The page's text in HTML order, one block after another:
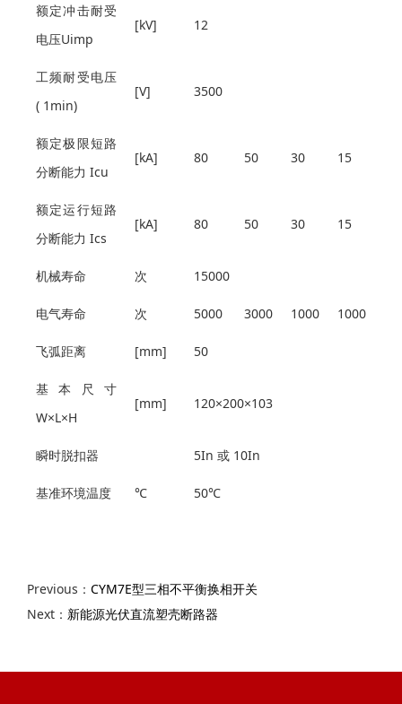
额定冲击耐受
电压Uimp
[kV] 12
工频耐受电压
( 1min)
[V] 3500
额定极限短路
分断能力 Icu
[kA] 80 50 30 15
额定运行短路
分断能力 Ics
[kA] 80 50 30 15
机械寿命 次 15000
电气寿命 次 5000 3000 1000 1000
飞弧距离 [mm] 50
基本尺寸
W×L×H
[mm] 120×200×103
瞬时脱扣器 5In 或 10In
基准环境温度 ℃ 50℃
Previous： CYM7E型三相不平衡换相开关
Next： 新能源光伏直流塑壳断路器